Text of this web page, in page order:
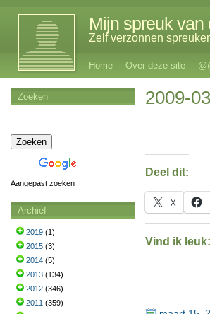
Mijn spreuk van
Zelf verzonnen
Home Over deze site
2009-
Deel dit:
X
Vind ik leuk:
Zoeken
Aangepast zoeken
Archief
2019 (1)
2015 (3)
2014 (5)
2013 (134)
2012 (346)
2011 (359)